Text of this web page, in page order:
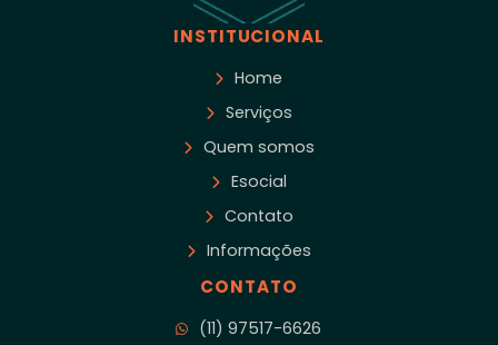
INSTITUCIONAL
Home
Serviços
Quem somos
Esocial
Contato
Informações
CONTATO
(11) 97517-6626